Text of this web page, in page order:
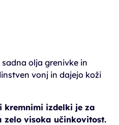
olja grenivke in
vonj in dajejo koži
kremnimi izdelki je za
zelo visoka učinkovitost.